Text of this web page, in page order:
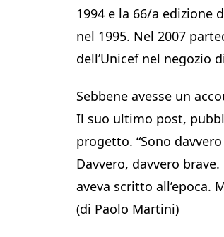
1994 e la 66/a edizione
nel 1995. Nel 2007
dell’Unicef nel negozio
Sebbene avesse un
Il suo ultimo post,
progetto. “Sono
Davvero, davvero
aveva scritto all’epoca.
(di Paolo Martini)